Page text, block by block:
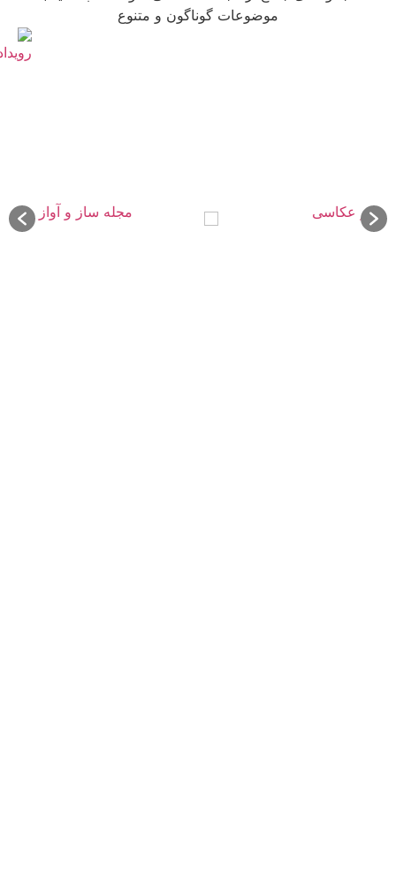
موضوعات گوناگون و متنوع